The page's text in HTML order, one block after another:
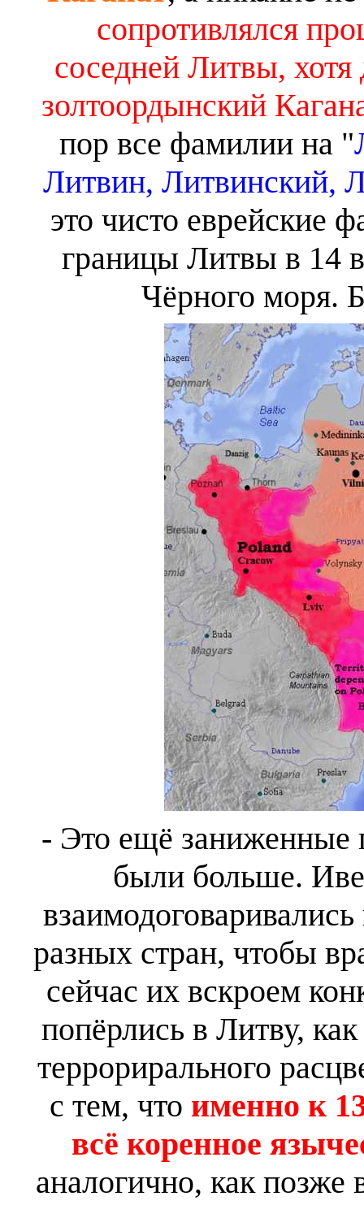
сопротивлялся
соседней Литвы,
золтоордынский
пор все фамилии на "
Литвин, Литвинский,
это чисто еврейские
границы Литвы в 14
Чёрного моря.
- Это ещё заниженные
были больше.
разных стран, чтобы
сейчас их вскроем
попёрлись в Литву,
террорирального
с тем, что именно к
всё коренное
аналогично, как